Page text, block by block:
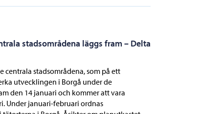
stadsområdena läggs fram – Delta
centrala stadsområdena, som på ett
utvecklingen i Borgå under de
den 14 januari och kommer att vara
Under januari-februari ordnas